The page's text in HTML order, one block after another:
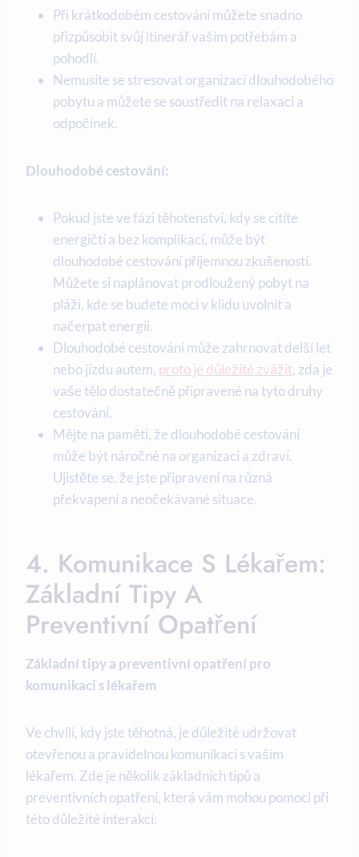
Při krátkodobém cestování můžete snadno
⁤přizpůsobit svůj⁢ itinerář ⁤vašim potřebám a
pohodlí.
Nemusíte se stresovat organizací dlouhodobého
pobytu a můžete se‍ soustředit na relaxaci a
odpočinek.
Dlouhodobé‍ cestování:
Pokud jste ve fázi těhotenství, kdy se cítíte
energičtí​ a⁤ bez komplikací, může být
dlouhodobé cestování příjemnou zkušeností.
Můžete si naplánovat prodloužený pobyt ‌na
pláži, kde se budete moci ‍v klidu uvolnit a
načerpat ⁢energii.
Dlouhodobé cestování může zahrnovat delší let
nebo jízdu autem, proto je důležité ‍zvážit, zda je
vaše tělo dostatečně připravené na tyto druhy
cestování.
Mějte na paměti, že dlouhodobé cestování
může být náročné⁣ na organizaci a zdraví.
Ujistěte se, že jste připravení na různá
překvapení a neočekávané situace.
4. Komunikace S Lékařem:
Základní Tipy A
Preventivní Opatření
Základní tipy a preventivní opatření pro
komunikaci s lékařem
Ve chvíli,‌ kdy jste těhotná,⁣ je důležité udržovat
otevřenou a pravidelnou komunikaci s vaším
lékařem. Zde je několik základních tipů a
preventivních opatření, která vám mohou pomoci při
této důležité interakci: